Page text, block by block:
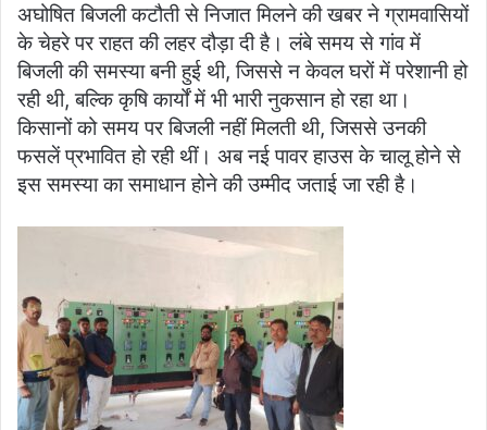
अघोषित बिजली कटौती से निजात मिलने की खबर ने ग्रामवासियों
के चेहरे पर राहत की लहर दौड़ा दी है। लंबे समय से गांव में
बिजली की समस्या बनी हुई थी, जिससे न केवल घरों में परेशानी हो
रही थी, बल्कि कृषि कार्यों में भी भारी नुकसान हो रहा था।
किसानों को समय पर बिजली नहीं मिलती थी, जिससे उनकी
फसलें प्रभावित हो रही थीं। अब नई पावर हाउस के चालू होने से
इस समस्या का समाधान होने की उम्मीद जताई जा रही है।